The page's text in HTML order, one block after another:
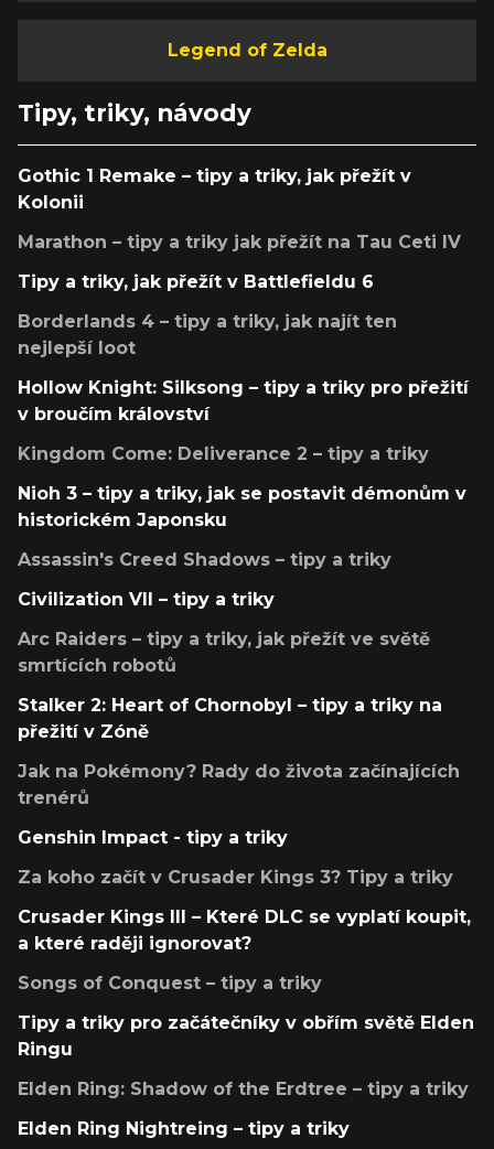
Legend of Zelda
Tipy, triky, návody
Gothic 1 Remake – tipy a triky, jak přežít v
Kolonii
Marathon – tipy a triky jak přežít na Tau Ceti IV
Tipy a triky, jak přežít v Battlefieldu 6
Borderlands 4 – tipy a triky, jak najít ten
nejlepší loot
Hollow Knight: Silksong – tipy a triky pro přežití
v broučím království
Kingdom Come: Deliverance 2 – tipy a triky
Nioh 3 – tipy a triky, jak se postavit démonům v
historickém Japonsku
Assassin's Creed Shadows – tipy a triky
Civilization VII – tipy a triky
Arc Raiders – tipy a triky, jak přežít ve světě
smrtících robotů
Stalker 2: Heart of Chornobyl – tipy a triky na
přežití v Zóně
Jak na Pokémony? Rady do života začínajících
trenérů
Genshin Impact - tipy a triky
Za koho začít v Crusader Kings 3? Tipy a triky
Crusader Kings III – Které DLC se vyplatí koupit,
a které raději ignorovat?
Songs of Conquest – tipy a triky
Tipy a triky pro začátečníky v obřím světě Elden
Ringu
Elden Ring: Shadow of the Erdtree – tipy a triky
Elden Ring Nightreing – tipy a triky